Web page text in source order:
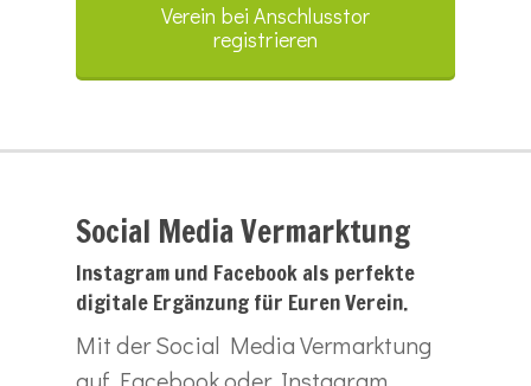
Verein bei Anschlusstor
registrieren
Social Media Vermarktung
Instagram und Facebook als perfekte
digitale Ergänzung für Euren Verein.
Mit der Social Media Vermarktung